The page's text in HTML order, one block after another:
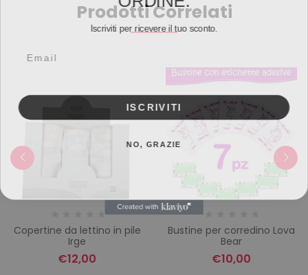
Prodotti Correlati
Copertine da lettino in pile
Irge
€12,00
Bustine per corredino Lova
Bear
€10,00
Iscriviti per ricevere il tuo sconto.
ISCRIVITI